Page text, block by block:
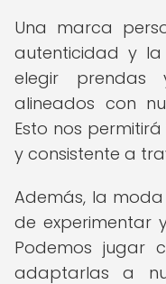
Una marca
autenticidad y la
elegir prendas
alineados con
Esto nos
y consistente a
Además, la
de experimentar
Podemos jugar
adaptarlas a